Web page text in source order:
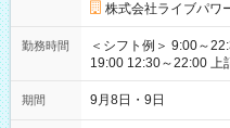
株式会社ライブパワ
勤務時間
＜シフト例＞ 9:00～
19:00 12:30～22:00 上記の時間から好きな時間を選べます！ ※
時間は変更となる可能
期間 9月8日・9日